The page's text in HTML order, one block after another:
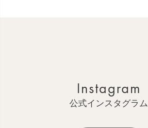
Instagram
公式インスタグラム